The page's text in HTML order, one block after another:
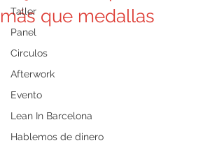
Taller
Panel
Circulos
Afterwork
Evento
Lean In Barcelona
Hablemos de dinero
más que medallas